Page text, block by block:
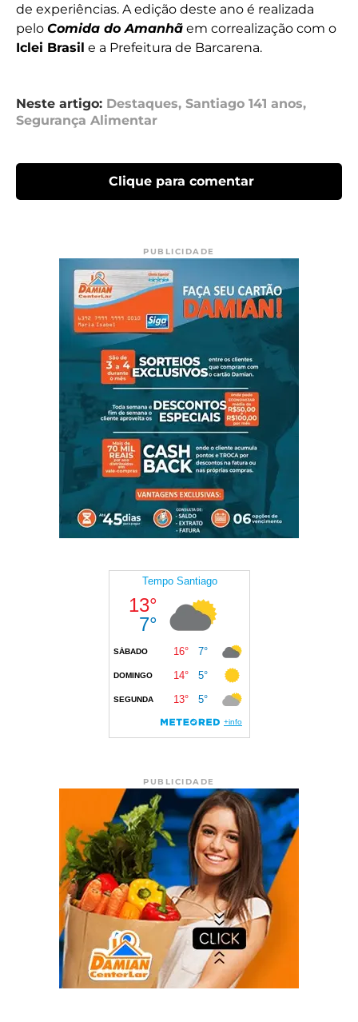
de experiências. A edição deste ano é realizada
pelo Comida do Amanhã em correalização com o
Iclei Brasil e a Prefeitura de Barcarena.
Neste artigo: Destaques, Santiago 141 anos,
Segurança Alimentar
Clique para comentar
PUBLICIDADE
PUBLICIDADE